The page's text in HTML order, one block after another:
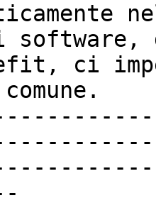
software,
ci